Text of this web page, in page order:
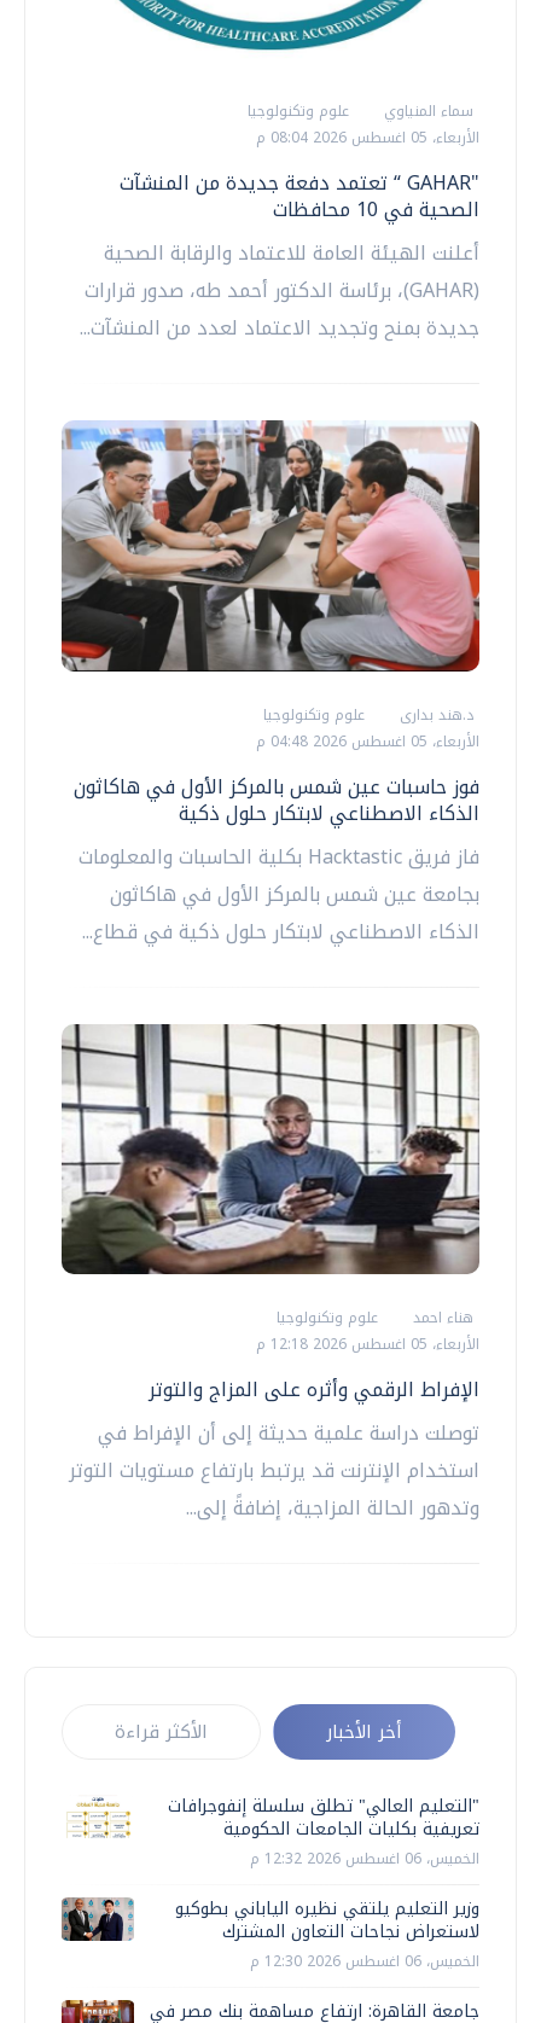
سماء المنياوي
علوم وتكنولوجيا
الأربعاء، 05 اغسطس 2026 08:04 م
"GAHAR “ تعتمد دفعة جديدة من المنشآت
الصحية في 10 محافظات
أعلنت الهيئة العامة للاعتماد والرقابة الصحية
(GAHAR)، برئاسة الدكتور أحمد طه، صدور قرارات
جديدة بمنح وتجديد الاعتماد لعدد من المنشآت...
د.هند بدارى
علوم وتكنولوجيا
الأربعاء، 05 اغسطس 2026 04:48 م
فوز حاسبات عين شمس بالمركز الأول في هاكاثون
الذكاء الاصطناعي لابتكار حلول ذكية
فاز فريق Hacktastic بكلية الحاسبات والمعلومات
بجامعة عين شمس بالمركز الأول في هاكاثون
الذكاء الاصطناعي لابتكار حلول ذكية في قطاع...
هناء احمد
علوم وتكنولوجيا
الأربعاء، 05 اغسطس 2026 12:18 م
الإفراط الرقمي وأثره على المزاج والتوتر
توصلت دراسة علمية حديثة إلى أن الإفراط في
استخدام الإنترنت قد يرتبط بارتفاع مستويات التوتر
وتدهور الحالة المزاجية، إضافةً إلى...
أخر الأخبار الأكثر قراءة
"التعليم العالي" تطلق سلسلة إنفوجرافات
تعريفية بكليات الجامعات الحكومية
الخميس، 06 اغسطس 2026 12:32 م
وزير التعليم يلتقي نظيره الياباني بطوكيو
لاستعراض نجاحات التعاون المشترك
الخميس، 06 اغسطس 2026 12:30 م
جامعة القاهرة: ارتفاع مساهمة بنك مصر في